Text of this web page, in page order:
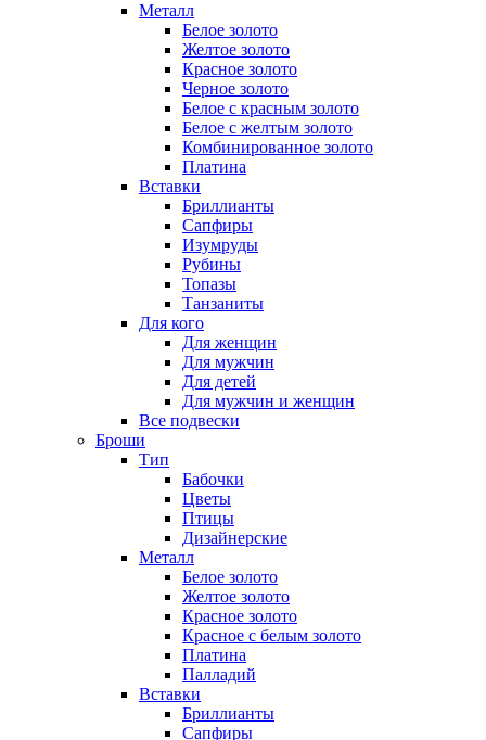
Металл
Белое золото
Желтое золото
Красное золото
Черное золото
Белое с красным золото
Белое с желтым золото
Комбинированное золото
Платина
Вставки
Бриллианты
Сапфиры
Изумруды
Рубины
Топазы
Танзаниты
Для кого
Для женщин
Для мужчин
Для детей
Для мужчин и женщин
Все подвески
Броши
Тип
Бабочки
Цветы
Птицы
Дизайнерские
Металл
Белое золото
Желтое золото
Красное золото
Красное с белым золото
Платина
Палладий
Вставки
Бриллианты
Сапфиры